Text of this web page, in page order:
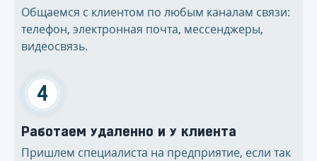
Общаемся с клиентом по любым каналам связи:
телефон, электронная почта, мессенджеры,
видеосвязь.
4
Работаем удаленно и у клиента
Пришлем специалиста на предприятие, если так